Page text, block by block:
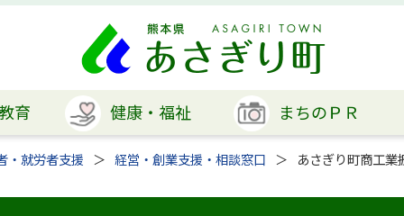
育 健康・福祉 まちのＰＲ
・就労者支援 経営・創業支援・相談窓口 あさぎり町商工業